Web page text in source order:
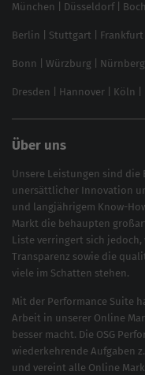
Local SEO
SEO für Online Shops
Brand Monitoring 2025
München Düsseldorf|
Berlin Stuttgart Frankfurt
Bonn Würzburg Nürnberg
Dresden Hannover Köln
Über uns
Unsere Leistungen sind die
unersättlicher Innovation
und langjährigem Know-
Markt die behaupten
Liste verringert sich jedoch,
Transparenz sowie die
viele im Schatten stehen.
Mit der Performance Suite
Arbeit in unserer Online
besser macht. Die OSG
wiederkehrende Aufgaben
und vereint alle Online